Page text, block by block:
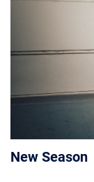
New Season